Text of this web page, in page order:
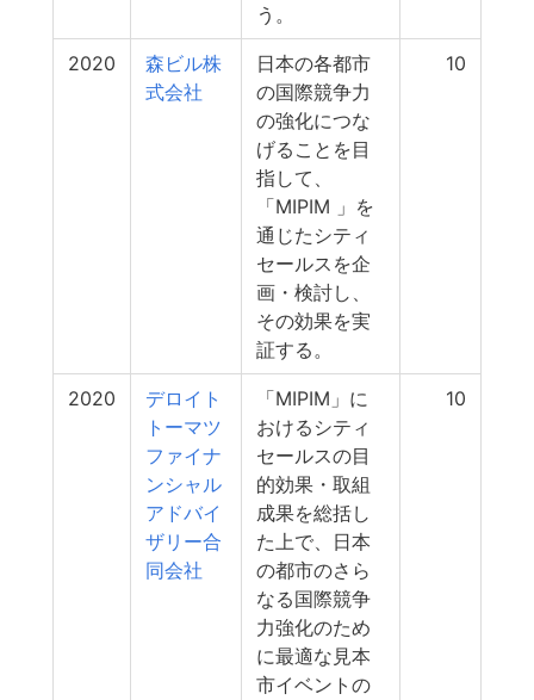
う。
2020
森ビル株
式会社
日本の各都市
の国際競争力
の強化につな
げることを目
指して、
「MIPIM 」を
通じたシティ
セールスを企
画・検討し、
その効果を実
証する。
10
2020
デロイト
トーマツ
ファイナ
ンシャル
アドバイ
ザリー合
同会社
「MIPIM」に
おけるシティ
セールスの目
的効果・取組
成果を総括し
た上で、日本
の都市のさら
なる国際競争
力強化のため
に最適な見本
市イベントの
10